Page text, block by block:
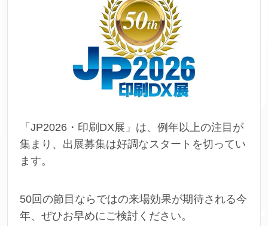
「JP2026・印刷DX展」は、例年以上の注目が
集まり、出展募集は好調なスタートを切ってい
ます。
50回の節目ならではの来場効果が期待される今
年、ぜひお早めにご検討ください。